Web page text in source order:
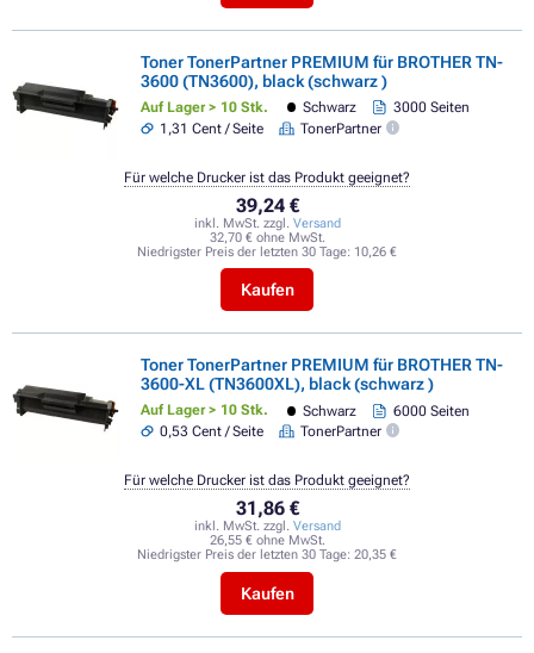
Toner TonerPartner PREMIUM für BROTHER TN-
3600 (TN3600), black (schwarz )
Auf Lager > 10 Stk. Schwarz
3000 Seiten
1,31 Cent / Seite
TonerPartner
39,24 €
inkl. MwSt. zzgl. Versand
32,70 € ohne MwSt.
Niedrigster Preis der letzten 30 Tage: 10,26 €
Kaufen
Für welche Drucker ist das Produkt geeignet?
Toner TonerPartner PREMIUM für BROTHER TN-
3600-XL (TN3600XL), black (schwarz )
Auf Lager > 10 Stk. Schwarz
6000 Seiten
0,53 Cent / Seite
TonerPartner
31,86 €
inkl. MwSt. zzgl. Versand
26,55 € ohne MwSt.
Niedrigster Preis der letzten 30 Tage: 20,35 €
Kaufen
Für welche Drucker ist das Produkt geeignet?